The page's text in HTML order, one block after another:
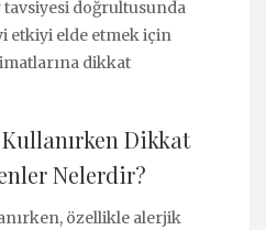
doğrultusunda
etkiyi elde etmek için
dikkat
Dikkat
Nelerdir?
özellikle alerjik